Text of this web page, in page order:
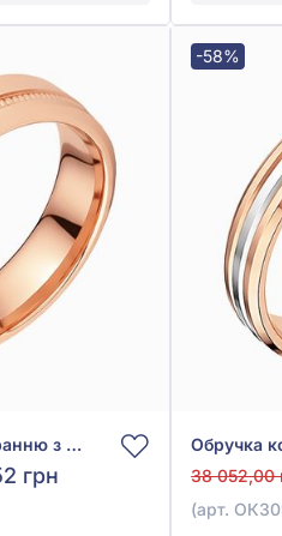
Обручка з алмазною гранню з червоного золота 585°, арт. ОК220
грн
-58%
38 052,00
(арт.